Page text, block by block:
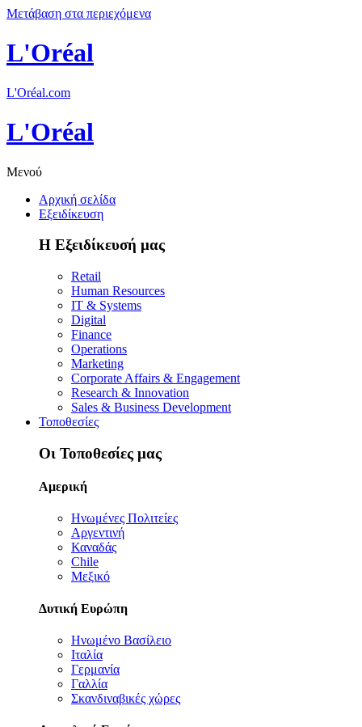
Μετάβαση στα περιεχόμενα
L'Oréal
L'Oréal.com
L'Oréal
Μενού
Αρχική σελίδα
Εξειδίκευση
Η Εξειδίκευσή μας
Retail
Human Resources
IT & Systems
Digital
Finance
Operations
Marketing
Corporate Affairs & Engagement
Research & Innovation
Sales & Business Development
Τοποθεσίες
Οι Τοποθεσίες μας
Αμερική
Ηνωμένες Πολιτείες
Αργεντινή
Καναδάς
Chile
Μεξικό
Δυτική Ευρώπη
Ηνωμένο Βασίλειο
Ιταλία
Γερμανία
Γαλλία
Σκανδιναβικές χώρες